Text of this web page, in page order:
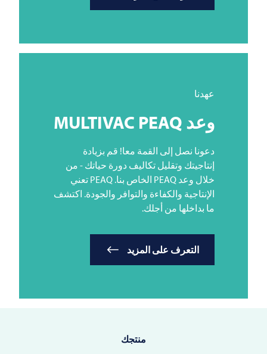
عهدنا
وعد MULTIVAC PEAQ
دعونا نصل إلى القمة معا! قم بزيادة
إنتاجيتك وتقليل تكاليف دورة حياتك - من
خلال وعد PEAQ الخاص بنا. PEAQ تعني
الإنتاجية والكفاءة والتوافر والجودة. اكتشف
ما بداخلها من أجلك.
التعرف على المزيد
منتجك